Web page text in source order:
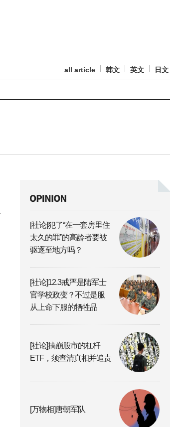
all article 韩文 英文 日文
[社论]犯了“在一套房里住
太久的罪”的高龄者要被
驱逐至地方吗？
[社论]12.3戒严是陆军士
官学校政变？不过是服
从上命下服的牺牲品
[社论]搞崩股市的杠杆
ETF，须查清真相并追责
[万物相]唐朝军队